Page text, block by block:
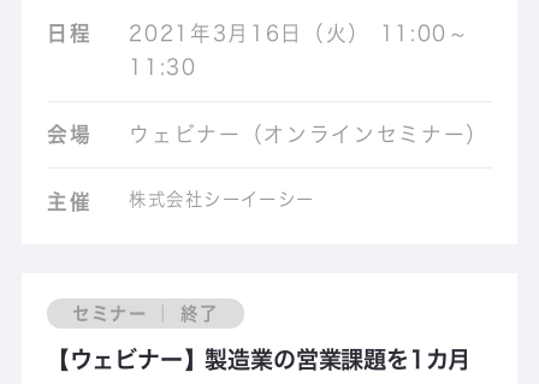
日程
2021年3月16日（火） 11:00～
11:30
会場 ウェビナー（オンラインセミナー）
主催 株式会社シーイーシー
セミナー ｜ 終了
【ウェビナー】製造業の営業課題を1カ月